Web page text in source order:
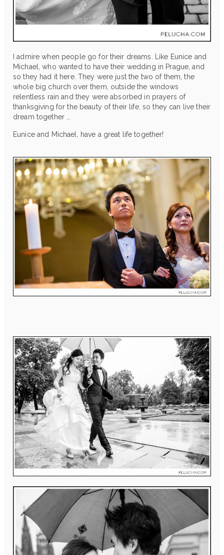
I admire when people go for their dreams. Like Eunice and
Michael, who wanted to have their wedding in Prague, and
so they had it here. They were just the two of them, the
whole big church over them, outside the windows
relentless rain and they were absorbed in prayers of
thanksgiving for the beauty of their life, so they can live their
dream together …
Eunice and Michael, have a great life together!